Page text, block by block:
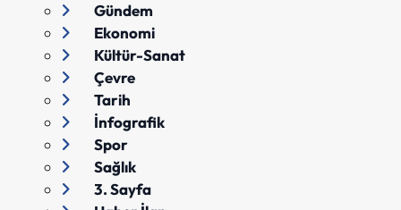
Gündem
Ekonomi
Kültür-Sanat
Çevre
Tarih
İnfografik
Spor
Sağlık
3. Sayfa